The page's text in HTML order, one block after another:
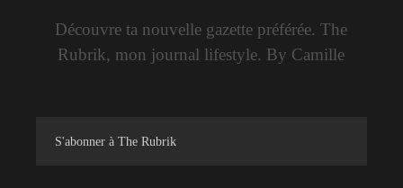
Découvre ta nouvelle gazette préférée. The
Rubrik, mon journal lifestyle. By Camille